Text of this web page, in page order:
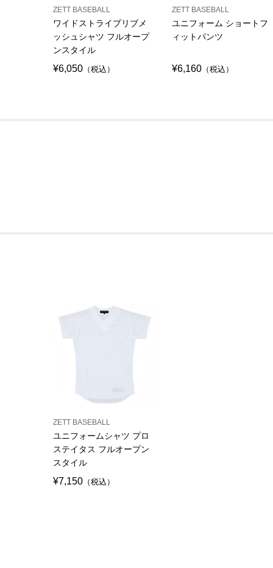
ZETT BASEBALL
ワイドストライプリブメ
ッシュシャツ フルオープ
ンスタイル
¥6,050 （税込）
ZETT BASEBALL
ユニフォーム ショートフ
ィットパンツ
¥6,160 （税込）
ZETT BASEBALL
ユニフォームシャツ プロ
ステイタス フルオープン
スタイル
¥7,150 （税込）